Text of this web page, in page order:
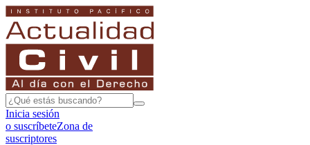
Inicia sesión
o suscríbeteZona de
suscriptores